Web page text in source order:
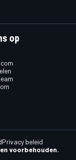
op
voorbehouden.
Privacy beleid